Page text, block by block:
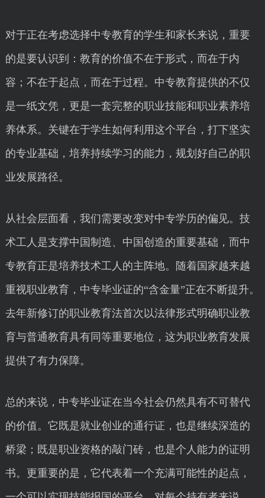
对于正在考虑选择中专教育的学生和家长来说，重要
的是要认识到：教育的价值不在于形式，而在于内
容；不在于起点，而在于过程。中专教育提供的不仅
是一纸文凭，更是一套完整的职业技能和职业素养培
养体系。关键在于学生如何利用这个平台，打下坚实
的专业基础，培养持续学习的能力，规划好自己的职
业发展路径。
从社会层面看，我们需要改变对中专学历的偏见。技
术工人是支撑中国制造、中国创造的重要基础，而中
专教育正是培养技术工人的主阵地。随着国家越来越
重视职业教育，中专毕业证的“含金量”正在不断提升。
去年新修订的职业教育法首次以法律形式明确职业教
育与普通教育具有同等重要地位，这为职业教育发展
提供了有力保障。
总的来说，中专毕业证在当今社会仍然具有不可替代
的价值。它既是就业创业的通行证，也是继续深造的
桥梁；既是职业资格的敲门砖，也是个人能力的证明
书。更重要的是，它代表着一个充满可能性的起点，